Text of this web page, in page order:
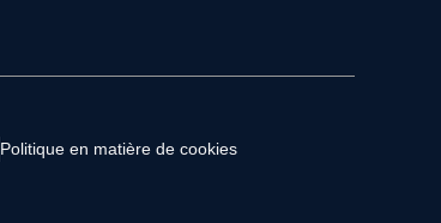
Politique en matière de cookies